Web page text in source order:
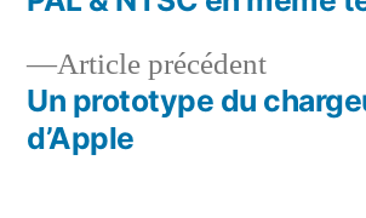
l’article
Article précédentArticle
Un prototype du
d’Apple